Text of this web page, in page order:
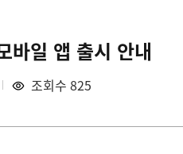
바일 앱 출시 안내
조회수 825